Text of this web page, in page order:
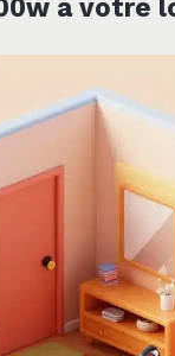
à votre